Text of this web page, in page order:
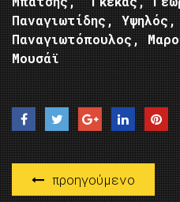
Παναγιωτίδης,
Παναγιωτόπουλος,
Μουσάϊ
προηγούμενο